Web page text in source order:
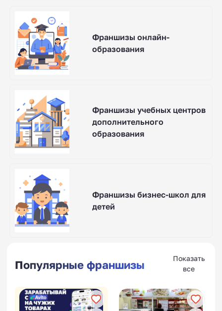
Франшизы онлайн-
образования
Франшизы учебных центров
дополнительного
образования
Франшизы бизнес-школ для
детей
Популярные франшизы
Показать
все